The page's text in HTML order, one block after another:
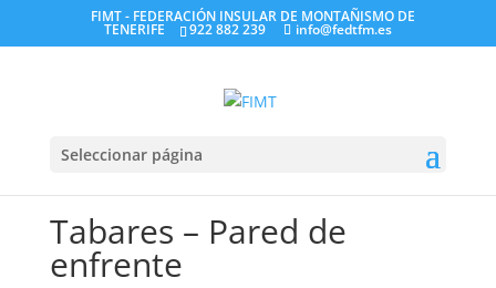
FIMT - FEDERACIÓN INSULAR DE MONTAÑISMO DE
TENERIFE 922 882 239 info@fedtfm.es
Seleccionar página
Tabares – Pared de
enfrente